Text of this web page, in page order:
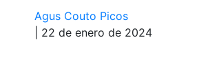
Agus Couto Picos
| 22 de enero de 2024